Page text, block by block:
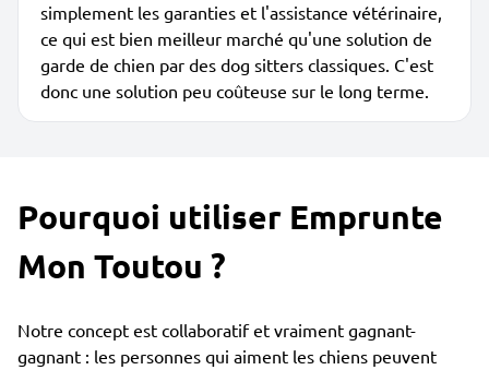
simplement les garanties et l'assistance vétérinaire,
ce qui est bien meilleur marché qu'une solution de
garde de chien par des dog sitters classiques. C'est
donc une solution peu coûteuse sur le long terme.
Pourquoi utiliser Emprunte
Mon Toutou ?
Notre concept est collaboratif et vraiment gagnant-
gagnant : les personnes qui aiment les chiens peuvent